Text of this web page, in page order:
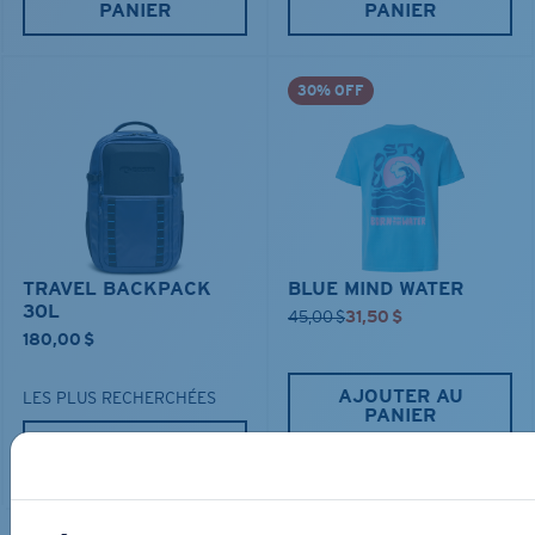
PANIER
PANIER
TRAVEL BACKPACK
30L
180,00 $
LES PLUS RECHERCHÉES
30% OFF
BLUE MIND WATER
45,00 $31,50 $
AJOUTER AU
PANIER